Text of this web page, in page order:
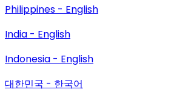
Philippines - English
India - English
Indonesia - English
대한민국 - 한국어